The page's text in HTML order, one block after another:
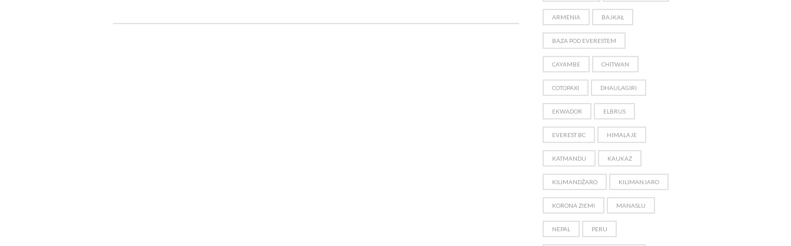
ARMENIA BAJKAŁ
BAZA POD EVERESTEM
CAYAMBE CHITWAN
COTOPAXI DHAULAGIRI
EKWADOR ELBRUS
EVEREST BC HIMALAJE
KATMANDU KAUKAZ
KILIMANDŻARO KILIMANJARO
KORONA ZIEMI MANASLU
NEPAL PERU